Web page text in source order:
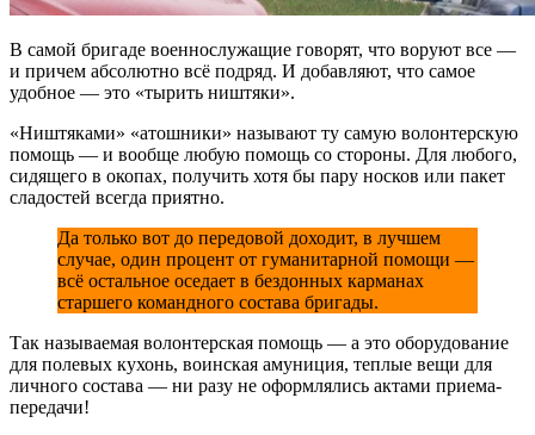
В самой бригаде военнослужащие говорят, что воруют все —
и причем абсолютно всё подряд. И добавляют, что самое
удобное — это «тырить ништяки».
«Ништяками» «атошники» называют ту самую волонтерскую
помощь — и вообще любую помощь со стороны. Для любого,
сидящего в окопах, получить хотя бы пару носков или пакет
сладостей всегда приятно.
Да только вот до передовой доходит, в лучшем
случае, один процент от гуманитарной помощи —
всё остальное оседает в бездонных карманах
старшего командного состава бригады.
Так называемая волонтерская помощь — а это оборудование
для полевых кухонь, воинская амуниция, теплые вещи для
личного состава — ни разу не оформлялись актами приема-
передачи!